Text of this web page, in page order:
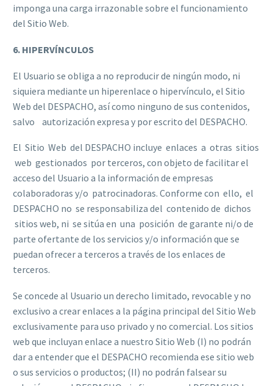
imponga una carga irrazonable sobre el funcionamiento
del Sitio Web.
6. HIPERVÍNCULOS
El Usuario se obliga a no reproducir de ningún modo, ni
siquiera mediante un hiperenlace o hipervínculo, el Sitio
Web del DESPACHO, así como ninguno de sus contenidos,
salvo autorización expresa y por escrito del DESPACHO.
El Sitio Web del DESPACHO incluye enlaces a otras sitios
web gestionados por terceros, con objeto de facilitar el
acceso del Usuario a la información de empresas
colaboradoras y/o patrocinadoras. Conforme con ello, el
DESPACHO no se responsabiliza del contenido de dichos
sitios web, ni se sitúa en una posición de garante ni/o de
parte ofertante de los servicios y/o información que se
puedan ofrecer a terceros a través de los enlaces de
terceros.
Se concede al Usuario un derecho limitado, revocable y no
exclusivo a crear enlaces a la página principal del Sitio Web
exclusivamente para uso privado y no comercial. Los sitios
web que incluyan enlace a nuestro Sitio Web (I) no podrán
dar a entender que el DESPACHO recomienda ese sitio web
o sus servicios o productos; (II) no podrán falsear su